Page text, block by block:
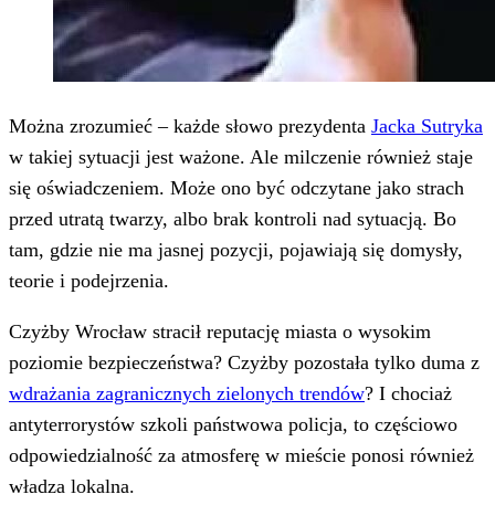
Można zrozumieć – każde słowo prezydenta Jacka Sutryka
w takiej sytuacji jest ważone. Ale milczenie również staje
się oświadczeniem. Może ono być odczytane jako strach
przed utratą twarzy, albo brak kontroli nad sytuacją. Bo
tam, gdzie nie ma jasnej pozycji, pojawiają się domysły,
teorie i podejrzenia.
Czyżby Wrocław stracił reputację miasta o wysokim
poziomie bezpieczeństwa? Czyżby pozostała tylko duma z
wdrażania zagranicznych zielonych trendów? I chociaż
antyterrorystów szkoli państwowa policja, to częściowo
odpowiedzialność za atmosferę w mieście ponosi również
władza lokalna.